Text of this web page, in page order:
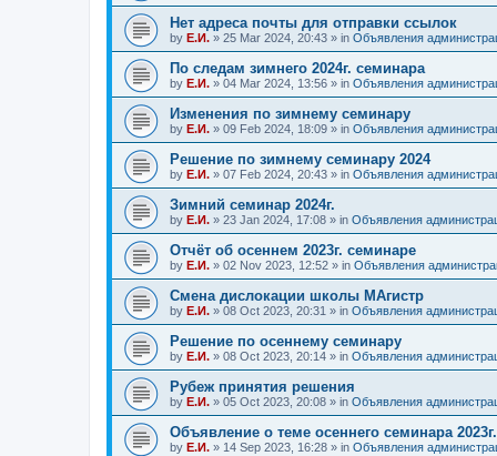
Нет адреса почты для отправки ссылок
by Е.И. » 25 Mar 2024, 20:43 » in Объявления
По следам зимнего 2024г. семинара
by Е.И. » 04 Mar 2024, 13:56 » in Объявления
Изменения по зимнему семинару
by Е.И. » 09 Feb 2024, 18:09 » in Объявления
Решение по зимнему семинару 2024
by Е.И. » 07 Feb 2024, 20:43 » in Объявления
Зимний семинар 2024г.
by Е.И. » 23 Jan 2024, 17:08 » in Объявления
Отчёт об осеннем 2023г. семинаре
by Е.И. » 02 Nov 2023, 12:52 » in Объявления
Смена дислокации школы МАгистр
by Е.И. » 08 Oct 2023, 20:31 » in Объявления
Решение по осеннему семинару
by Е.И. » 08 Oct 2023, 20:14 » in Объявления
Рубеж принятия решения
by Е.И. » 05 Oct 2023, 20:08 » in Объявления
Объявление о теме осеннего семинара 2023г.
by Е.И. » 14 Sep 2023, 16:28 » in Объявления